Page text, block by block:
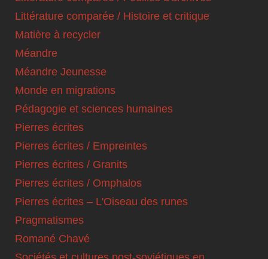
Littérature comparée / Histoire et critique
Matière à recycler
Méandre
Méandre Jeunesse
Monde en migrations
Pédagogie et sciences humaines
Pierres écrites
Pierres écrites / Empreintes
Pierres écrites / Granits
Pierres écrites / Omphalos
Pierres écrites – L'Oiseau des runes
Pragmatismes
Romané Chavé